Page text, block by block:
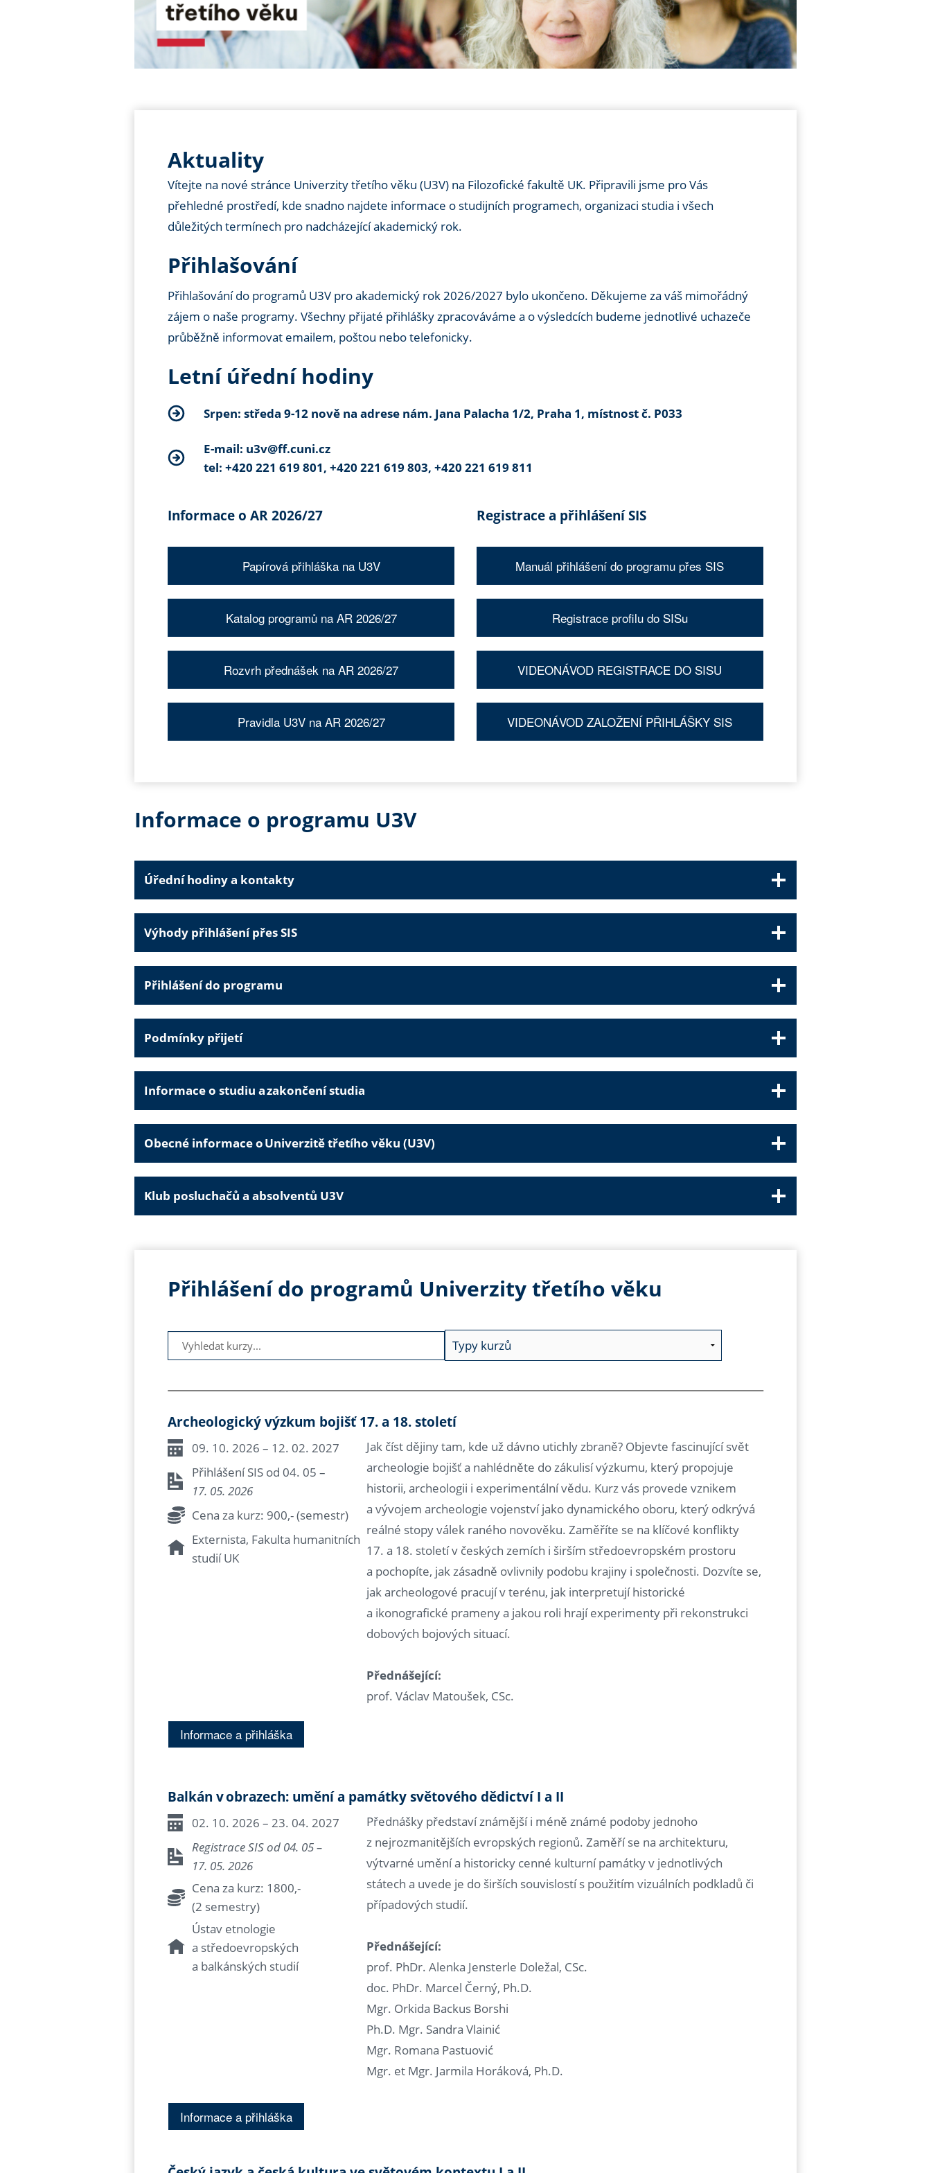
Aktuality
Vítejte na nové stránce Univerzity třetího věku (U3V) na Filozofické fakultě UK. Připravili jsme pro Vás
přehledné prostředí, kde snadno najdete informace o studijních programech, organizaci studia i všech
důležitých termínech pro nadcházející akademický rok.
Přihlašování
Přihlašování do programů U3V pro akademický rok 2026/2027 bylo ukončeno. Děkujeme za váš mimořádný
zájem o naše programy. Všechny přijaté přihlášky zpracováváme a o výsledcích budeme jednotlivé uchazeče
průběžně informovat emailem, poštou nebo telefonicky.
Letní úřední hodiny
Srpen: středa 9-12 nově na adrese nám. Jana Palacha 1/2, Praha 1, místnost č. P033
E-mail: u3v@ff.cuni.cz
tel: +420 221 619 801, +420 221 619 803, +420 221 619 811
Informace o AR 2026/27 Registrace a přihlášení SIS
Papírová přihláška na U3V
Katalog programů na AR 2026/27
Rozvrh přednášek na AR 2026/27
Pravidla U3V na AR 2026/27
Manuál přihlášení do programu přes SIS
Registrace profilu do SISu
VIDEONÁVOD REGISTRACE DO SISU
VIDEONÁVOD ZALOŽENÍ PŘIHLÁŠKY SIS
Informace o programu U3V
Úřední hodiny a kontakty
Výhody přihlášení přes SIS
Přihlášení do programu
Podmínky přijetí
Informace o studiu a zakončení studia
Obecné informace o Univerzitě třetího věku (U3V)
Klub posluchačů a absolventů U3V
Přihlášení do programů Univerzity třetího věku
Archeologický výzkum bojišť 17. a 18. století
09. 10. 2026 – 12. 02. 2027
Přihlášení SIS od 04. 05 –
17. 05. 2026
Cena za kurz: 900,- (semestr)
Externista, Fakulta humanitních
studií UK
Jak číst dějiny tam, kde už dávno utichly zbraně? Objevte fascinující svět
archeologie bojišť a nahlédněte do zákulisí výzkumu, který propojuje
historii, archeologii i experimentální vědu. Kurz vás provede vznikem
a vývojem archeologie vojenství jako dynamického oboru, který odkrývá
reálné stopy válek raného novověku. Zaměříte se na klíčové konflikty
17. a 18. století v českých zemích i širším středoevropském prostoru
a pochopíte, jak zásadně ovlivnily podobu krajiny i společnosti. Dozvíte se,
jak archeologové pracují v terénu, jak interpretují historické
a ikonografické prameny a jakou roli hrají experimenty při rekonstrukci
dobových bojových situací.
Přednášející:
prof. Václav Matoušek, CSc.
Informace a přihláška
Balkán v obrazech: umění a památky světového dědictví I a II
02. 10. 2026 – 23. 04. 2027
Registrace SIS od 04. 05 –
17. 05. 2026
Cena za kurz: 1800,-
(2 semestry)
Ústav etnologie
a středoevropských
a balkánských studií
Přednášky představí známější i méně známé podoby jednoho
z nejrozmanitějších evropských regionů. Zaměří se na architekturu,
výtvarné umění a historicky cenné kulturní památky v jednotlivých
státech a uvede je do širších souvislostí s použitím vizuálních podkladů či
případových studií.
Přednášející:
prof. PhDr. Alenka Jensterle Doležal, CSc.
doc. PhDr. Marcel Černý, Ph.D.
Mgr. Orkida Backus Borshi
Ph.D. Mgr. Sandra Vlainić
Mgr. Romana Pastuović
Mgr. et Mgr. Jarmila Horáková, Ph.D.
Informace a přihláška